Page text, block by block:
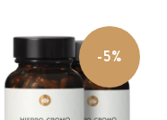
-5%